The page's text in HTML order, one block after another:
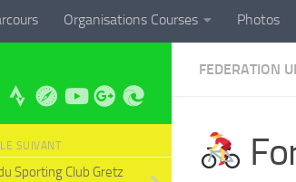
Organisations Courses Photos
FEDERATION
SUIVANT
Sporting Club Gretz